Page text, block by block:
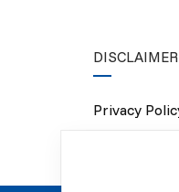
DISCLAIMER
Privacy